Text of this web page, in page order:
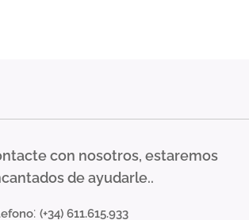
con nosotros, estaremos
de ayudarle..
: (+34) 611.615.933